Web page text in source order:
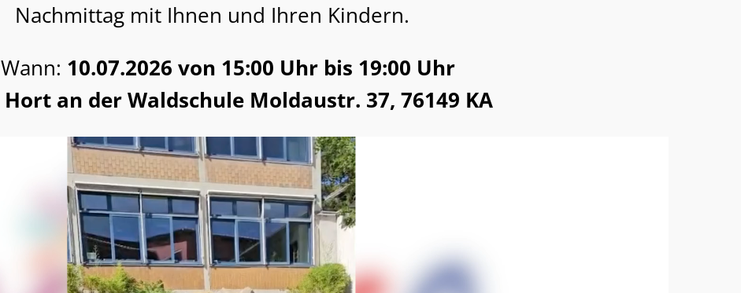
Nachmittag mit Ihnen und Ihren Kindern.
Wann: 10.07.2026 von 15:00 Uhr bis 19:00 Uhr
Hort an der Waldschule Moldaustr. 37, 76149 KA